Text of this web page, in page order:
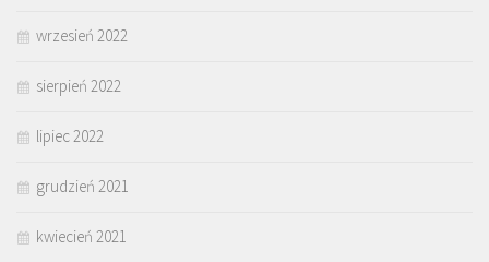
wrzesień 2022
sierpień 2022
lipiec 2022
grudzień 2021
kwiecień 2021